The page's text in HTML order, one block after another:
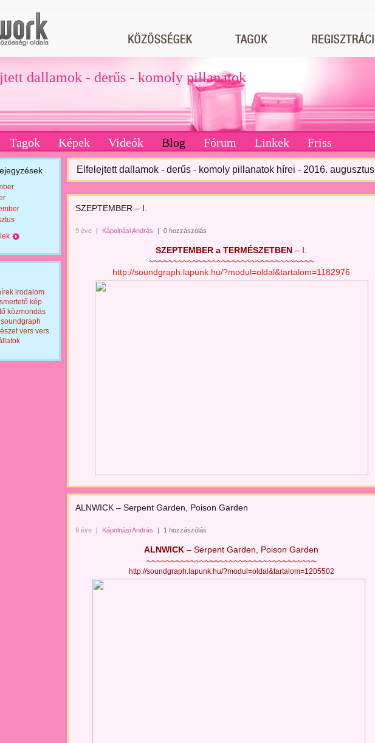
dallamok - derűs - komoly pillanatok
Tagok Képek Videók Blog Fórum Linkek Friss
irodalom
kép
közmondás
soundgraph
vers vers.
Elfelejtett dallamok - derűs - komoly pillanatok hírei - 2016. augusztus
SZEPTEMBER – I.
9 éve | Kápolnási András | 0 hozzászólás
SZEPTEMBER a TERMÉSZETBEN – I.
~~~~~~~~~~~~~~~~~~~~~~~~~~~~~~~~~~
http://soundgraph.lapunk.hu/?modul=oldal&tartalom=1182976
ALNWICK – Serpent Garden, Poison Garden
9 éve | Kápolnási András | 1 hozzászólás
ALNWICK – Serpent Garden, Poison Garden
~~~~~~~~~~~~~~~~~~~~~~~~~~~~~~~~~~~
http://soundgraph.lapunk.hu/?modul=oldal&tartalom=1205502